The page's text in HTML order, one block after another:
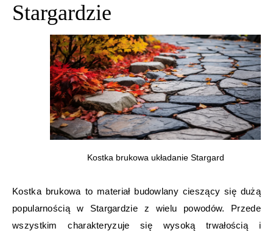
Stargardzie
Kostka brukowa układanie Stargard
Kostka brukowa to materiał budowlany cieszący się dużą
popularnością w Stargardzie z wielu powodów. Przede
wszystkim charakteryzuje się wysoką trwałością i